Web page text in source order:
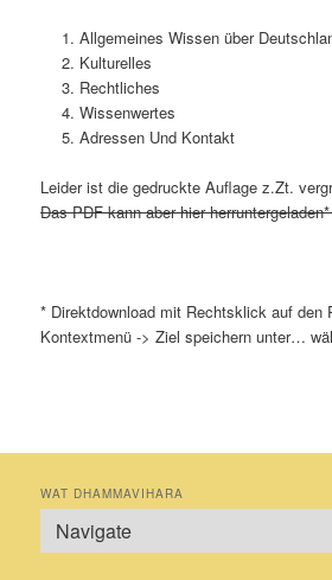
Allgemeines Wissen über
Kulturelles
Rechtliches
Wissenwertes
Adressen Und Kontakt
Leider ist die gedruckte Auflage z.Zt.
Das PDF kann aber hier
* Direktdownload mit Rechtsklick auf den
Kontextmenü -> Ziel speichern unter…
WAT DHAMMAVIHARA